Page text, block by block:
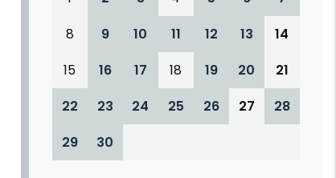
8
9 10 11 12 13
14
15
16 17 18 19 20
21
22
23 24 25 26 27
28
29
30